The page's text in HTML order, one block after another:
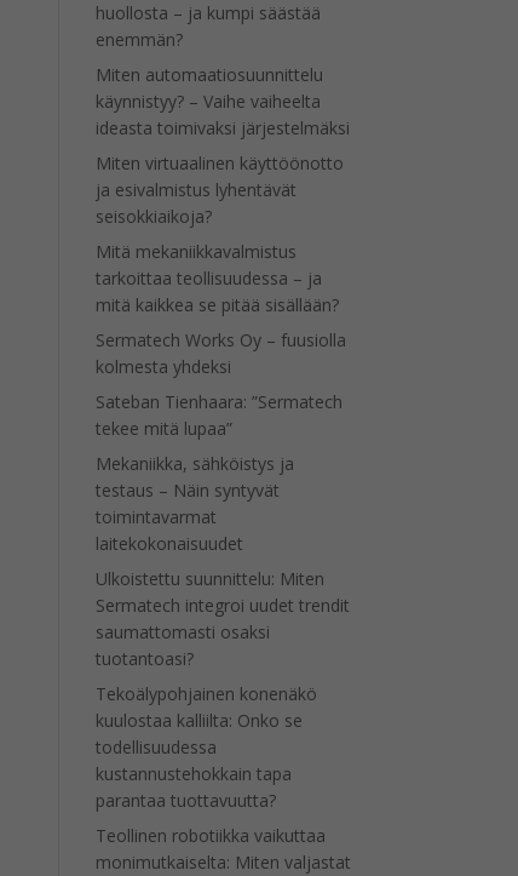
huollosta – ja kumpi säästää
enemmän?
Miten automaatiosuunnittelu
käynnistyy? – Vaihe vaiheelta
ideasta toimivaksi järjestelmäksi
Miten virtuaalinen käyttöönotto
ja esivalmistus lyhentävät
seisokkiaikoja?
Mitä mekaniikkavalmistus
tarkoittaa teollisuudessa – ja
mitä kaikkea se pitää sisällään?
Sermatech Works Oy – fuusiolla
kolmesta yhdeksi
Sateban Tienhaara: ”Sermatech
tekee mitä lupaa”
Mekaniikka, sähköistys ja
testaus – Näin syntyvät
toimintavarmat
laitekokonaisuudet
Ulkoistettu suunnittelu: Miten
Sermatech integroi uudet trendit
saumattomasti osaksi
tuotantoasi?
Tekoälypohjainen konenäkö
kuulostaa kalliilta: Onko se
todellisuudessa
kustannustehokkain tapa
parantaa tuottavuutta?
Teollinen robotiikka vaikuttaa
monimutkaiselta: Miten valjastat